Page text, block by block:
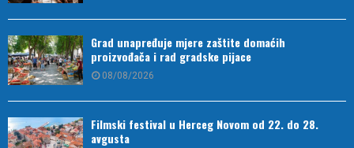
Grad unapređuje mjere zaštite domaćih
proizvođača i rad gradske pijace
08/08/2026
Filmski festival u Herceg Novom od 22. do 28.
avgusta